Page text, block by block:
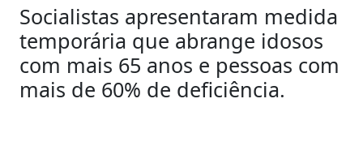
Socialistas apresentaram medida
temporária que abrange idosos
com mais 65 anos e pessoas com
mais de 60% de deficiência.